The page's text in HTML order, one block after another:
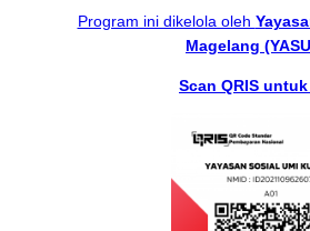
Program ini dikelola oleh
Magelang
Scan QRIS